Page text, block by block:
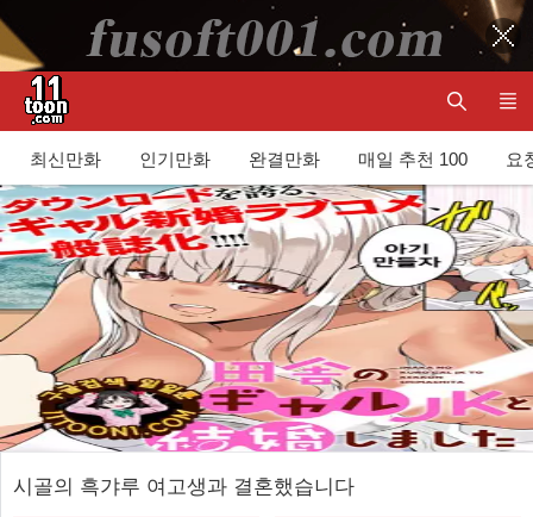
최신만화 인기만화 완결만화 매일 추천 100 요
시골의 흑갸루 여고생과 결혼했습니다